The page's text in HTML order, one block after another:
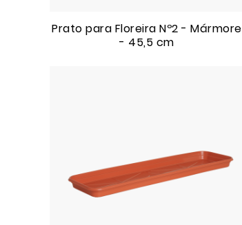
Prato para Floreira Nº2 - Mármore
- 45,5 cm